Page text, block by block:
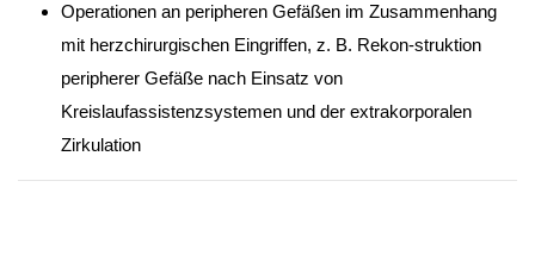
Operationen an peripheren Gefäßen im Zusammenhang
mit herzchirurgischen Eingriffen, z. B. Rekon-struktion
peripherer Gefäße nach Einsatz von
Kreislaufassistenzsystemen und der extrakorporalen
Zirkulation